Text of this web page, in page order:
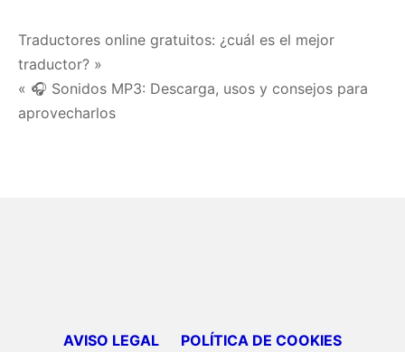
Navegación
de
entradas
Traductores online gratuitos: ¿cuál es el mejor
traductor? »
« 🎧 Sonidos MP3: Descarga, usos y consejos para
aprovecharlos
AVISO LEGAL POLÍTICA DE COOKIES